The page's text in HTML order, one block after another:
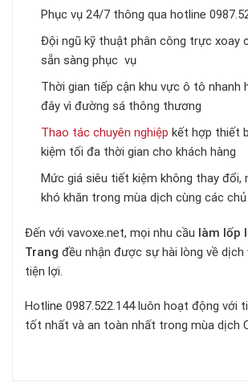
Phục vụ 24/7 thông qua hotline
Đội ngũ kỹ thuật phân công trực xoay
sẵn sàng phục vụ
Thời gian tiếp cận khu vực ô tô nhanh
đây vì đường sá thông thương
Thao tác chuyên nghiệp kết hợp thiết
kiệm tối đa thời gian cho khách hàng
Mức giá siêu tiết kiệm không thay đổi,
khó khăn trong mùa dịch cùng các chủ
Đến với vavoxe.net, mọi nhu cầu làm lốp
Trang đều nhận được sự hài lòng về dịch
tiện lợi.
Hotline 0987.522.144 luôn hoạt động với
tốt nhất và an toàn nhất trong mùa dịch